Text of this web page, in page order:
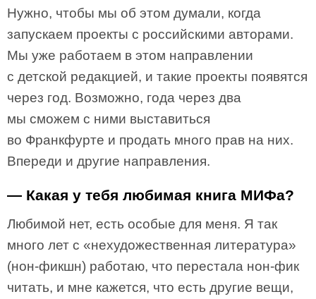
Нужно, чтобы мы об этом думали, когда
запускаем проекты с российскими авторами.
Мы уже работаем в этом направлении
с детской редакцией, и такие проекты появятся
через год. Возможно, года через два
мы сможем с ними выставиться
во Франкфурте и продать много прав на них.
Впереди и другие направления.
— Какая у тебя любимая книга МИФа?
Любимой нет, есть особые для меня. Я так
много лет с «нехудожественная литература»
(нон-фикшн) работаю, что перестала нон-фик
читать, и мне кажется, что есть другие вещи,